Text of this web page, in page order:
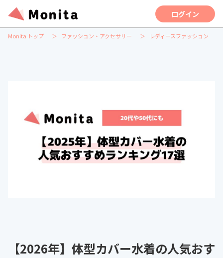
ログイン
Monita トップ ファッション・アクセサリー レディースファッション
【2026年】体型カバー水着の人気おす